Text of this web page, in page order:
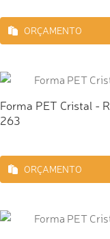
ORÇAMENTO
Forma PET Cristal -
263
ORÇAMENTO